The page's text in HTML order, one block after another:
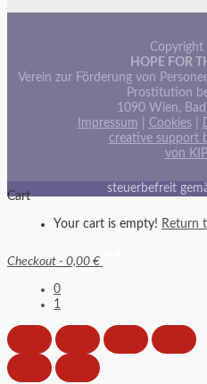
HOPE FOR
Verein zur Förderung von
Prostitution
1090 Wien,
Impressum
Cookies|
creative support
von
steuerbefreit
Cart
Your cart is empty! Return
Checkout - 0,00 €
0
1